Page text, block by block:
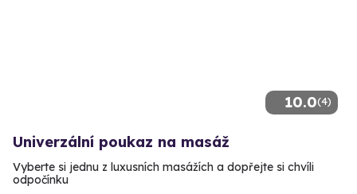
10.0(4)
Univerzální poukaz na masáž
Vyberte si jednu z luxusních masážích a dopřejte si chvíli
odpočínku